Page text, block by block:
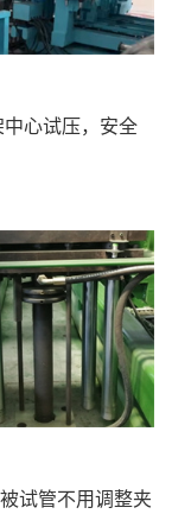
心试压，安全
试管不用调整夹